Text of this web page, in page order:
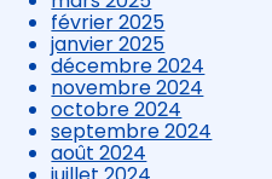
février 2025
janvier 2025
décembre 2024
novembre 2024
octobre 2024
septembre 2024
août 2024